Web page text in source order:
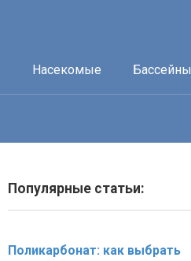
Насекомые Бассейны
Популярные статьи:
Поликарбонат: как выбрать